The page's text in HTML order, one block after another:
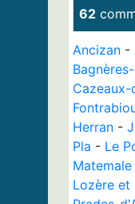
62
Ancizan -
Herran -
Pla - Le
Matemale
Lozère et